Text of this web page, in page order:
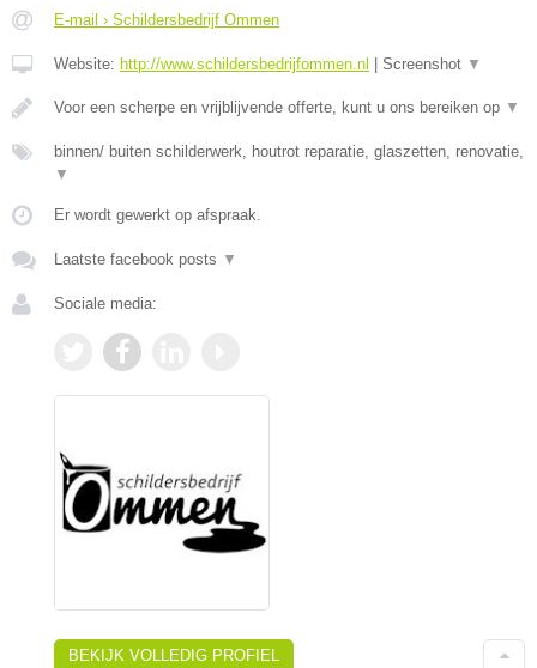
E-mail › Schildersbedrijf Ommen
Website: http://www.schildersbedrijfommen.nl Screenshot ▼
Voor een scherpe en vrijblijvende offerte, kunt u ons bereiken op ▼
binnen/ buiten schilderwerk, houtrot reparatie, glaszetten, renovatie,
▼
Er wordt gewerkt op afspraak.
Laatste facebook posts ▼
Sociale media:
BEKIJK VOLLEDIG PROFIEL